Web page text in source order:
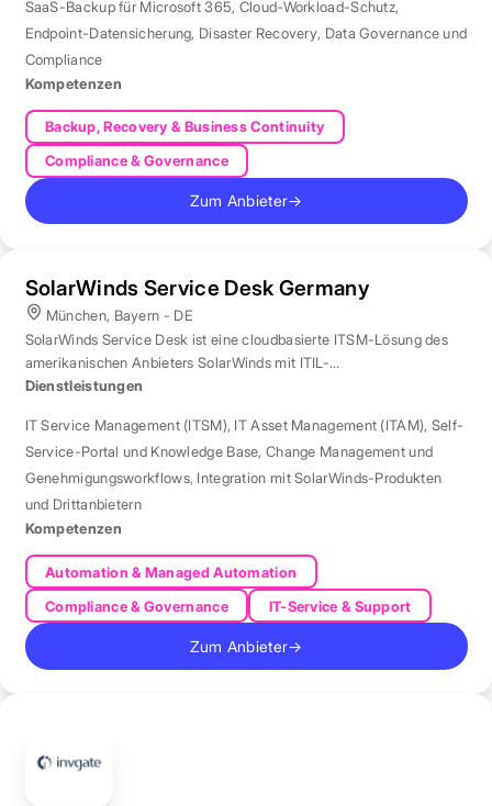
SaaS-Backup für Microsoft 365, Cloud-Workload-Schutz,
Endpoint-Datensicherung, Disaster Recovery, Data Governance und
Compliance
Kompetenzen
Backup, Recovery & Business Continuity
Compliance & Governance
Zum Anbieter→
SolarWinds Service Desk Germany
München, Bayern - DE
SolarWinds Service Desk ist eine cloudbasierte ITSM-Lösung des
amerikanischen Anbieters SolarWinds mit ITIL-
Prozessunterstützung.
Dienstleistungen
IT Service Management (ITSM), IT Asset Management (ITAM), Self-
Service-Portal und Knowledge Base, Change Management und
Genehmigungsworkflows, Integration mit SolarWinds-Produkten
und Drittanbietern
Kompetenzen
Automation & Managed Automation
Compliance & Governance
IT-Service & Support
Zum Anbieter→